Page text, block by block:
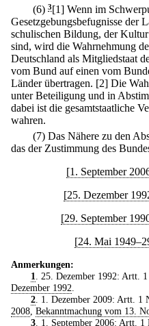
(6) 3[1] Wenn im
Gesetzgebungsbefugnisse der
schulischen Bildung, der
sind, wird die Wahrnehmung
Deutschland als Mitgliedstaat
vom Bund auf einen vom
Länder übertragen. [2] Die
unter Beteiligung und in
dabei ist die gesamtstaatliche
wahren.
(7) Das Nähere zu den
das der Zustimmung des
[1. September
[25. Dezember
[29. September
[24. Mai
Anmerkungen:
1
. 25. Dezember 1992: Artt.
Dezember 1992
2. 1. Dezember 2009: Artt. 1
2008 Bekanntmachung vom 13.
3. 1. September 2006: Artt. 1